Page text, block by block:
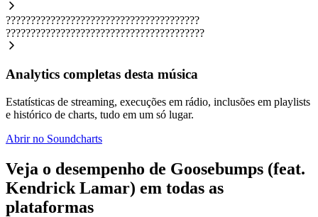
???????????????????????????????????????
????????????????????????????????????????
Analytics completas desta música
Estatísticas de streaming, execuções em rádio, inclusões em playlists
e histórico de charts, tudo em um só lugar.
Abrir no Soundcharts
Veja o desempenho de Goosebumps (feat.
Kendrick Lamar) em todas as
plataformas